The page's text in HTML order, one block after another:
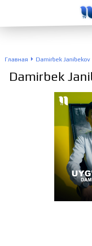
Главная Damirbek Janibekov
Damirbek